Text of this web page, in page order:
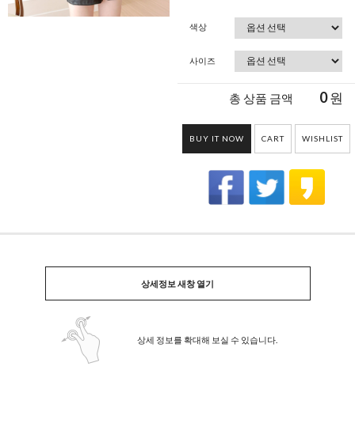
색상
사이즈
총 상품 금액 0원
BUY IT NOW CART WISHLIST
상세정보 새창 열기
상세 정보를 확대해 보실 수 있습니다.